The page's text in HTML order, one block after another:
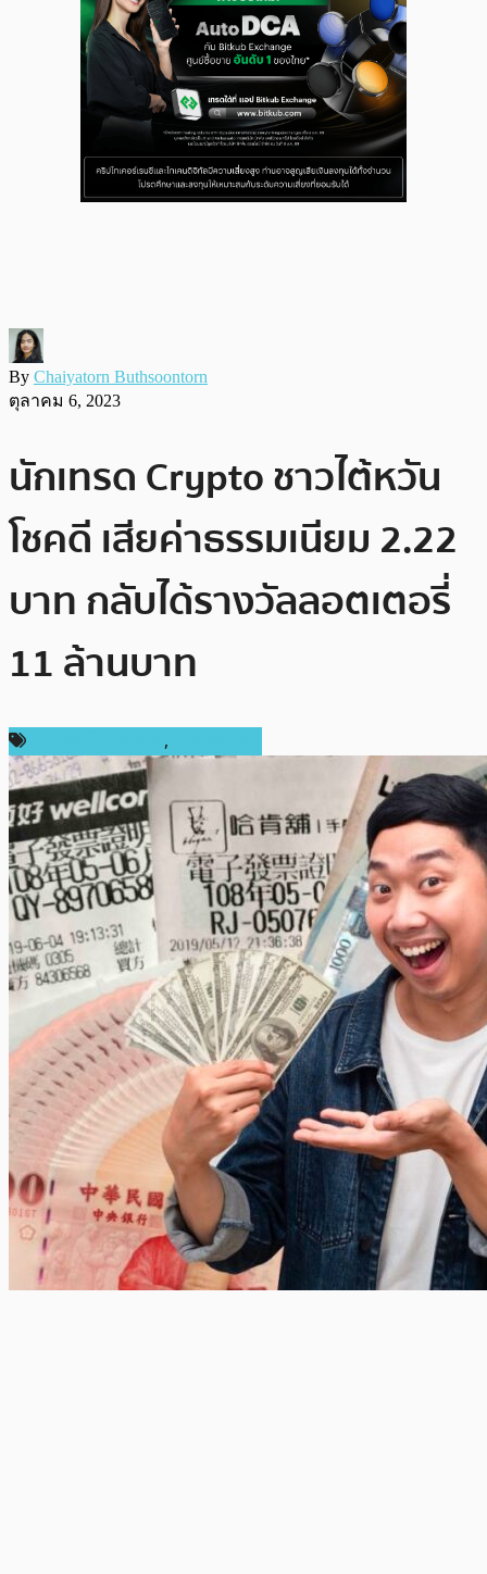
By Chaiyatorn Buthsoontorn
ตุลาคม 6, 2023
นักเทรด Crypto ชาวไต้หวัน
โชคดี เสียค่าธรรมเนียม 2.22
บาท กลับได้รางวัลลอตเตอรี่
11 ล้านบาท
,